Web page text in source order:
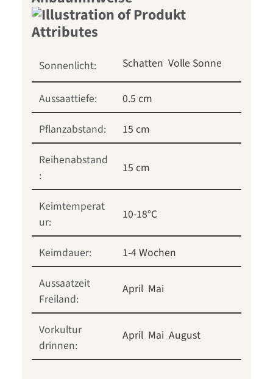
Sonnenlicht: Schatten Volle Sonne
Aussaattiefe:
0.5 cm
Pflanzabstand:
15 cm
Reihenabstand
:
15 cm
Keimtemperat
ur:
10-18°C
Keimdauer:
1-4 Wochen
Aussaatzeit
Freiland:
April Mai
Vorkultur
drinnen:
April Mai August